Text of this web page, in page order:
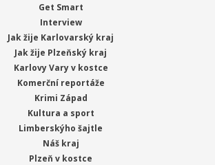
Get Smart
Interview
Jak žije Karlovarský kraj
Jak žije Plzeňský kraj
Karlovy Vary v kostce
Komerční reportáže
Krimi Západ
Kultura a sport
Limberskýho šajtle
Náš kraj
Plzeň v kostce